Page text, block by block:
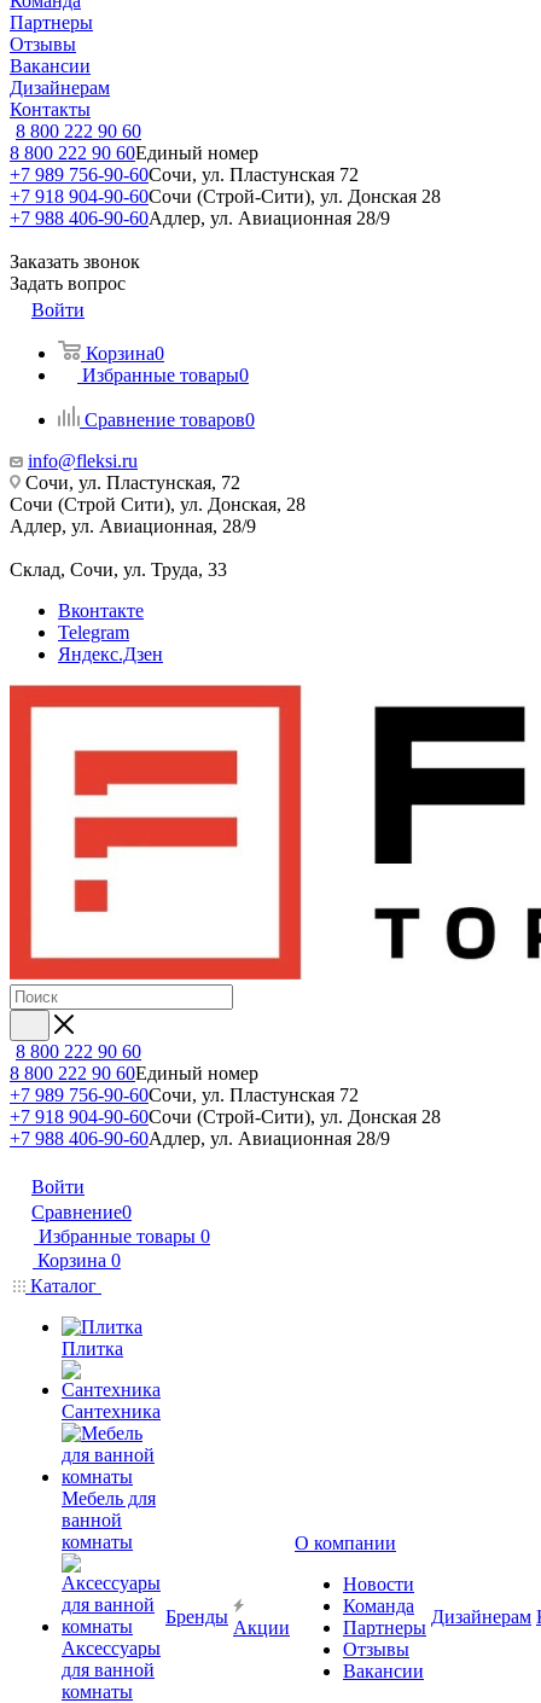
Партнеры
Отзывы
Вакансии
Дизайнерам
Контакты
8 800 222 90 60
8 800 222 90 60Единый номер
+7 989 756-90-60Сочи, ул. Пластунская 72
+7 918 904-90-60Сочи (Строй-Сити), ул. Донская 28
+7 988 406-90-60Адлер, ул. Авиационная 28/9
Заказать звонок
Задать вопрос
Войти
Корзина0
Избранные товары0
Сравнение товаров0
info@fleksi.ru
Сочи, ул. Пластунская, 72
Сочи (Строй Сити), ул. Донская, 28
Адлер, ул. Авиационная, 28/9
Склад, Сочи, ул. Труда, 33
Вконтакте
Telegram
Яндекс.Дзен
8 800 222 90 60
8 800 222 90 60Единый номер
+7 989 756-90-60Сочи, ул. Пластунская 72
+7 918 904-90-60Сочи (Строй-Сити), ул. Донская 28
+7 988 406-90-60Адлер, ул. Авиационная 28/9
Войти
Сравнение0
Избранные товары 0
Корзина 0
Каталог
Плитка
Сантехника
Мебель для
ванной
комнаты
Аксессуары
для ванной
комнаты
Бренды
Акции
О компании
Новости
Команда
Партнеры
Отзывы
Вакансии
Дизайнерам